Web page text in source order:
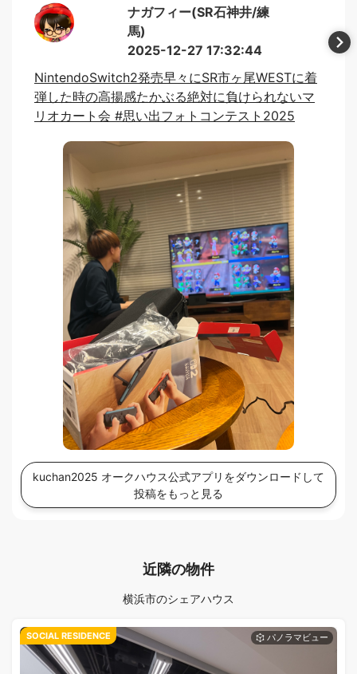
ナガフィー(SR石神井/練
馬)
NintendoSwitch2発売早々にSR市ヶ尾WESTに着
弾した時の高揚感たかぶる絶対に負けられないマ
リオカート会 #思い出フォトコンテスト2025
2025-12-27 17:32:44
kuchan2025 オークハウス公式アプリをダウンロードして
投稿をもっと見る
近隣の物件
横浜市のシェアハウス
SOCIAL RESIDENCE